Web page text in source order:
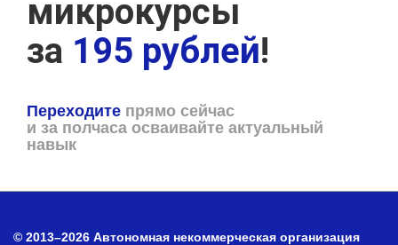
микрокурсы
за 195 рублей!
Переходите прямо сейчас
и за полчаса осваивайте актуальный
навык
© 2013–2026 Автономная некоммерческая организация